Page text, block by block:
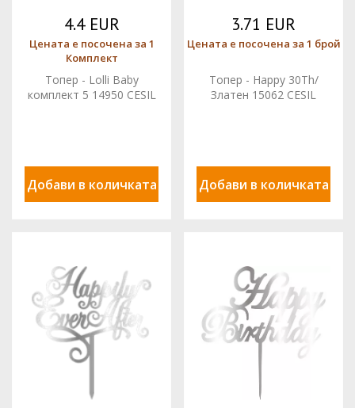
4.4 EUR
Цената е посочена за 1
Комплект
Топер - Lolli Baby
комплект 5 14950 CESIL
Добави в количката
3.71 EUR
Цената е посочена за 1 брой
Топер - Happy 30Th/
Златен 15062 CESIL
Добави в количката